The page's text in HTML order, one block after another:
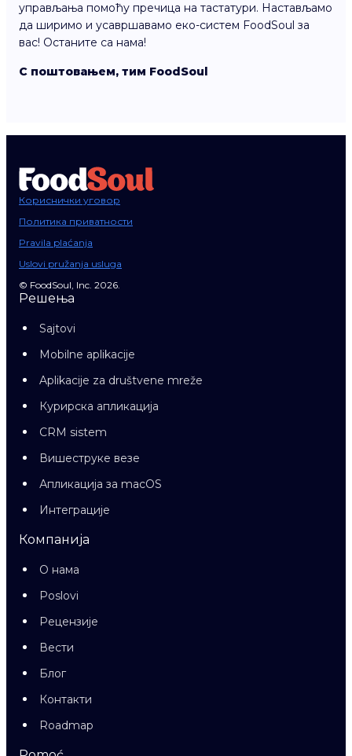
управљања помоћу пречица на тастатури. Настављамо
да ширимо и усавршавамо еко-систем FoodSoul за
вас! Останите са нама!
С поштовањем, тим FoodSoul
Кориснички уговор
Политика приватности
Pravila plaćanja
Uslovi pružanja usluga
© FoodSoul, Inc. 2026.
Решења
Sajtovi
Mobilne aplikacije
Aplikacije za društvene mreže
Курирска апликација
CRM sistem
Вишеструке везе
Апликација за macOS
Интеграције
Компанија
О нама
Poslovi
Рецензије
Вести
Блог
Контакти
Roadmap